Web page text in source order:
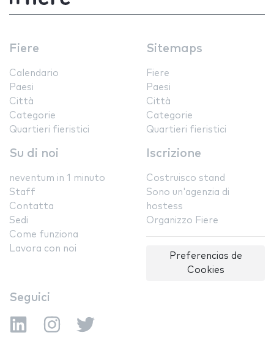
Fiere
Calendario
Paesi
Città
Categorie
Quartieri fieristici
Sitemaps
Fiere
Paesi
Città
Categorie
Quartieri fieristici
Su di noi
neventum in 1 minuto
Staff
Contatta
Sedi
Come funziona
Lavora con noi
Iscrizione
Costruisco stand
Sono un'agenzia di
hostess
Organizzo Fiere
Preferencias de
Cookies
Seguici